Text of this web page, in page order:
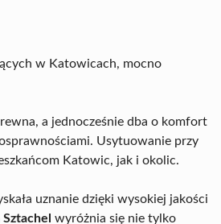
w Katowicach, mocno
a jednocześnie dba o komfort
Usytuowanie przy
Katowic, jak i okolic.
uznanie dzięki wysokiej jakości
Sztachel wyróżnia się nie tylko